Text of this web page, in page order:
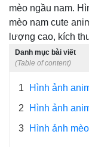
mèo ngầu nam.
mèo nam cute
lượng cao, kích
Danh mục bài viết
(Table of content)
1
Hình ảnh
2
Hình ảnh
3
Hình ảnh